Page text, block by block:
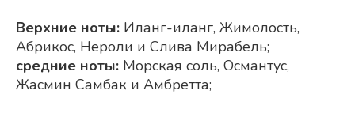
Верхние ноты: Иланг-иланг, Жимолость,
Абрикос, Нероли и Слива Мирабель;
средние ноты: Морская соль, Османтус,
Жасмин Самбак и Амбретта;